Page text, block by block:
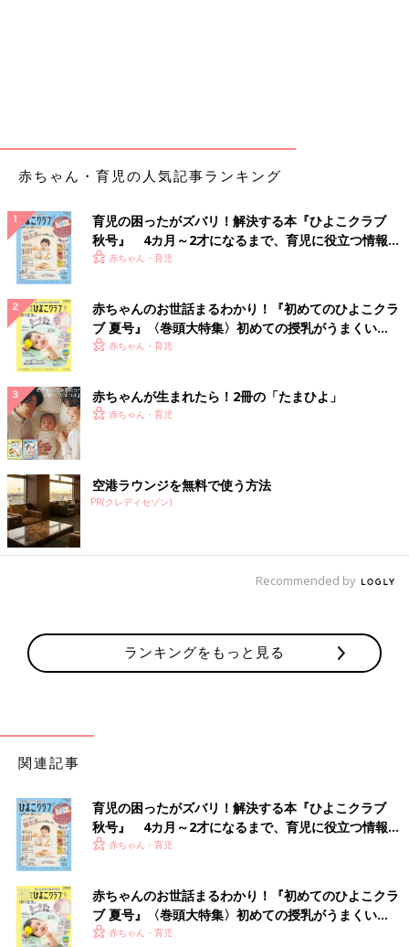
「子どもにかかる費用というと、入学金や授業料などの『学費』
きます。
習い事や塾代、お小遣いはもちろん、通学定期代や教材費、制
服・カバン代、修学旅行の積立金、最近ではタブレット端末代な
ど。こうした細々とした教育費は、学費と区別して『見えない教
育費』や『隠れ教育費』とも呼ばれています。
『見えない教育費』の怖いところは、毎月や学期ごとに小分けに
して払うものが多く、日々の生活費や引き落としに紛れ込みやす
い点です。さらに、『子どものため』という大義名分があるため
財布のひもが緩みやすく、気づかないうちに総額が大きくなって
しまいがちです。入学金のように一度にドンと払うわけではあり
ませんが、まさに『塵も積もれば山となる』で、まとめると大き
な金額になってしまいます。
なかでも、読者の皆さんにとくに身近なのが『習い事・塾代』や
『お小遣い』ではないでしょうか。
まず習い事については、子どもが小さいうちは『あれもこれも』
一般的には、習い事にかける費用は家計の5〜10％以内が目安で
す。始めるときに『いつまで続けるか』『何を目標にするか』を
と考えてもいいのではないでしょうか。家庭ごとに考え方があり
私自身は、小学生は『学年×100円』、中学生は『学年×1000円』
（どちらも月額）を目安にする方法をおすすめしています。お手
伝いと連動させる方法では、計算が複雑になって親子ともに負担
になることもあるからです。お小遣い帳は、簡単でいいので、で
きるだけつけましょう。収支の計算を合わせるのが目的ではな
く、記録と振り返りを通して、金銭管理の基本を身につけること
赤ちゃん・育児の人気記事ランキング
育児の困ったがズバリ！解決する本『ひよこクラブ
秋号』 4カ月～2才になるまで、育児に役立つ情報が
いっぱい！
赤ちゃん・育児
赤ちゃんのお世話まるわかり！『初めてのひよこクラ
ブ 夏号』〈巻頭大特集〉初めての授乳がうまくい
く！ おっぱい・ミルクの基本と夏のトラブル 解決テ
赤ちゃん・育児
赤ちゃんが生まれたら！2冊の「たまひよ」
赤ちゃん・育児
空港ラウンジを無料で使う方法
PR(クレディセゾン)
Recommended by
ランキングをもっと見る
関連記事
育児の困ったがズバリ！解決する本『ひよこクラブ
秋号』 4カ月～2才になるまで、育児に役立つ情報が
いっぱい！
赤ちゃん・育児
赤ちゃんのお世話まるわかり！『初めてのひよこクラ
ブ 夏号』〈巻頭大特集〉初めての授乳がうまくい
く！ おっぱい・ミルクの基本と夏のトラブル 解決テ
赤ちゃん・育児